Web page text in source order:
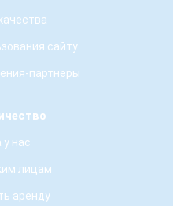
сайту
партнеры
у нас
лицам
аренду